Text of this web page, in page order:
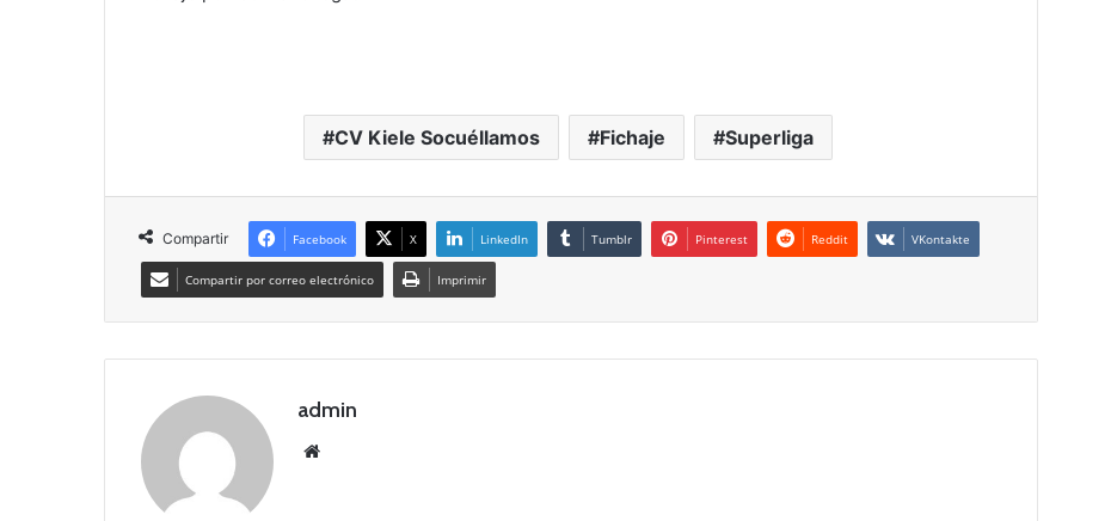
CV Kiele Socuéllamos Fichaje Superliga
Compartir Facebook X LinkedIn Tumblr Pinterest Reddit VKontakte
Compartir por correo electrónico Imprimir
admin